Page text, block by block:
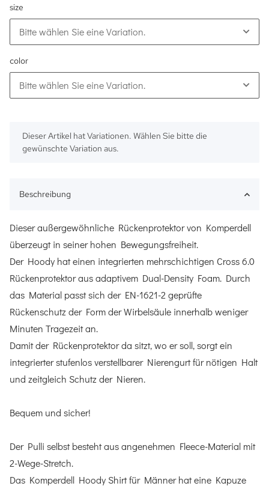
size
Bitte wählen Sie eine Variation.
color
Bitte wählen Sie eine Variation.
x
Dieser Artikel hat Variationen. Wählen Sie bitte die
gewünschte Variation aus.
Beschreibung
Dieser außergewöhnliche Rückenprotektor von Komperdell
überzeugt in seiner hohen Bewegungsfreiheit.
Der Hoody hat einen integrierten mehrschichtigen Cross 6.0
Rückenprotektor aus adaptivem Dual-Density Foam. Durch
das Material passt sich der EN-1621-2 geprüfte
Rückenschutz der Form der Wirbelsäule innerhalb weniger
Minuten Tragezeit an.
Damit der Rückenprotektor da sitzt, wo er soll, sorgt ein
integrierter stufenlos verstellbarer Nierengurt für nötigen Halt
und zeitgleich Schutz der Nieren.
Bequem und sicher!
Der Pulli selbst besteht aus angenehmen Fleece-Material mit
2-Wege-Stretch.
Das Komperdell Hoody Shirt für Männer hat eine Kapuze